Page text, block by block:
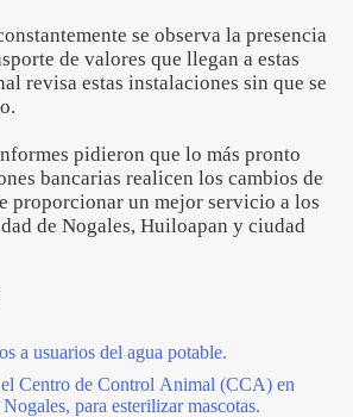
se observa la presencia
de valores que llegan a estas
revisa estas instalaciones sin que se
pidieron que lo más pronto
bancarias realicen los cambios de
proporcionar un mejor servicio a los
de Nogales, Huiloapan y ciudad
a usuarios del agua potable.
Centro de Control Animal (CCA) en
para esterilizar mascotas.